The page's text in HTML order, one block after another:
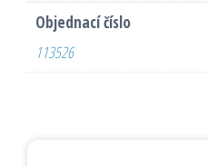
Objednací číslo
113526